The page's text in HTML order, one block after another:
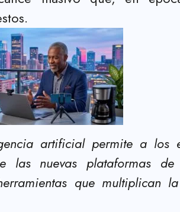
artificial permite a los
las nuevas plataformas
que multiplican